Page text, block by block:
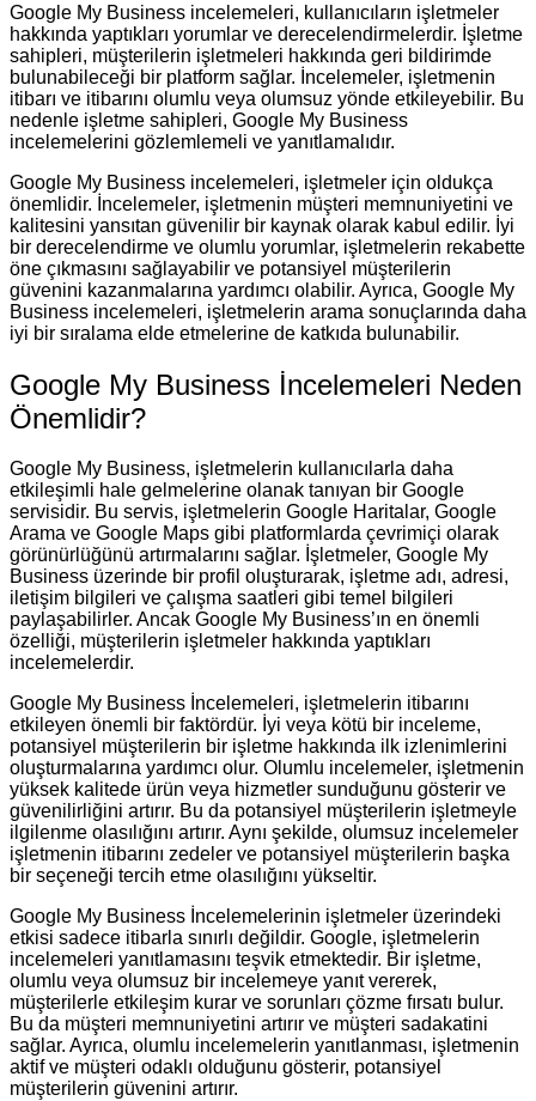
Google My Business incelemeleri, kullanıcıların işletmeler
hakkında yaptıkları yorumlar ve derecelendirmelerdir. İşletme
sahipleri, müşterilerin işletmeleri hakkında geri bildirimde
bulunabileceği bir platform sağlar. İncelemeler, işletmenin
itibarı ve itibarını olumlu veya olumsuz yönde etkileyebilir. Bu
nedenle işletme sahipleri, Google My Business
incelemelerini gözlemlemeli ve yanıtlamalıdır.
Google My Business incelemeleri, işletmeler için oldukça
önemlidir. İncelemeler, işletmenin müşteri memnuniyetini ve
kalitesini yansıtan güvenilir bir kaynak olarak kabul edilir. İyi
bir derecelendirme ve olumlu yorumlar, işletmelerin rekabette
öne çıkmasını sağlayabilir ve potansiyel müşterilerin
güvenini kazanmalarına yardımcı olabilir. Ayrıca, Google My
Business incelemeleri, işletmelerin arama sonuçlarında daha
iyi bir sıralama elde etmelerine de katkıda bulunabilir.
Google My Business İncelemeleri Neden
Önemlidir?
Google My Business, işletmelerin kullanıcılarla daha
etkileşimli hale gelmelerine olanak tanıyan bir Google
servisidir. Bu servis, işletmelerin Google Haritalar, Google
Arama ve Google Maps gibi platformlarda çevrimiçi olarak
görünürlüğünü artırmalarını sağlar. İşletmeler, Google My
Business üzerinde bir profil oluşturarak, işletme adı, adresi,
iletişim bilgileri ve çalışma saatleri gibi temel bilgileri
paylaşabilirler. Ancak Google My Business’ın en önemli
özelliği, müşterilerin işletmeler hakkında yaptıkları
incelemelerdir.
Google My Business İncelemeleri, işletmelerin itibarını
etkileyen önemli bir faktördür. İyi veya kötü bir inceleme,
potansiyel müşterilerin bir işletme hakkında ilk izlenimlerini
oluşturmalarına yardımcı olur. Olumlu incelemeler, işletmenin
yüksek kalitede ürün veya hizmetler sunduğunu gösterir ve
güvenilirliğini artırır. Bu da potansiyel müşterilerin işletmeyle
ilgilenme olasılığını artırır. Aynı şekilde, olumsuz incelemeler
işletmenin itibarını zedeler ve potansiyel müşterilerin başka
bir seçeneği tercih etme olasılığını yükseltir.
Google My Business İncelemelerinin işletmeler üzerindeki
etkisi sadece itibarla sınırlı değildir. Google, işletmelerin
incelemeleri yanıtlamasını teşvik etmektedir. Bir işletme,
olumlu veya olumsuz bir incelemeye yanıt vererek,
müşterilerle etkileşim kurar ve sorunları çözme fırsatı bulur.
Bu da müşteri memnuniyetini artırır ve müşteri sadakatini
sağlar. Ayrıca, olumlu incelemelerin yanıtlanması, işletmenin
aktif ve müşteri odaklı olduğunu gösterir, potansiyel
müşterilerin güvenini artırır.